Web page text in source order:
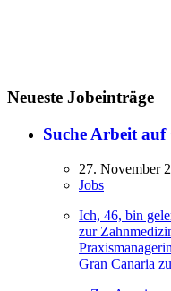
Neueste Jobeinträge
Suche Arbeit
27. November
Jobs
Ich, 46, bin
zur
Gran Canaria